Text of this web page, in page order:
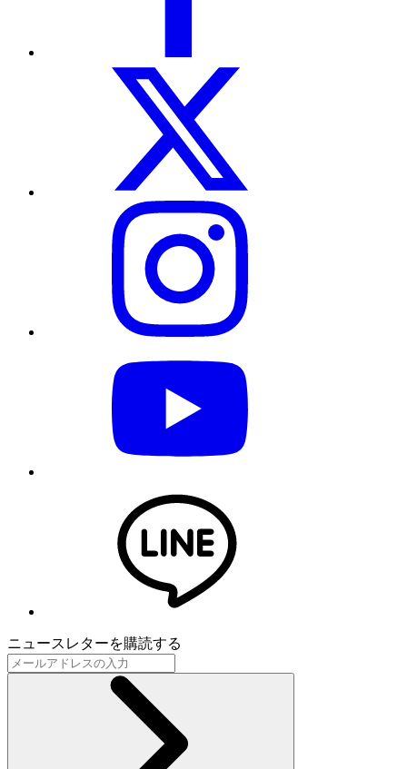
ニュースレターを購読する